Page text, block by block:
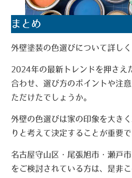
まとめ
外壁塗装の色選びについて詳しく
2024年の最新トレンドを押さえ
合わせ、選び方のポイントや注
ただけたでしょうか。
外壁の色選びは家の印象を大き
りと考えて決定することが重要で
名古屋守山区・尾張旭市・瀬戸
をご検討されている方は、是非